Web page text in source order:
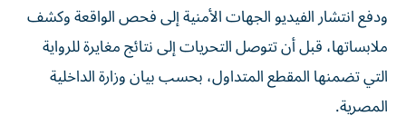
ودفع انتشار الفيديو الجهات الأمنية إلى فحص الواقعة وكشف
ملابساتها، قبل أن تتوصل التحريات إلى نتائج مغايرة للرواية
التي تضمنها المقطع المتداول، بحسب بيان وزارة الداخلية
المصرية.